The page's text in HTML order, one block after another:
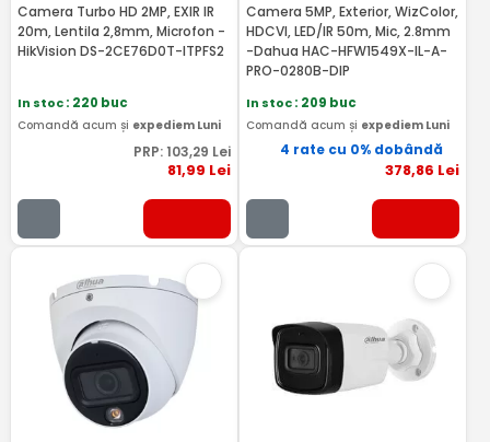
Camera Turbo HD 2MP, EXIR IR
20m, Lentila 2,8mm, Microfon -
HikVision DS-2CE76D0T-ITPFS2
In stoc: 220 buc
Comandă acum și expediem Luni
PRP: 103,29 Lei
81,99 Lei
Camera 5MP, Exterior, WizColor,
HDCVI, LED/IR 50m, Mic, 2.8mm
-Dahua HAC-HFW1549X-IL-A-
PRO-0280B-DIP
In stoc: 209 buc
Comandă acum și expediem Luni
4 rate cu 0% dobândă
378,86 Lei